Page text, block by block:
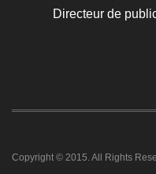
Directeur de
Copyright © 2015. All Rights